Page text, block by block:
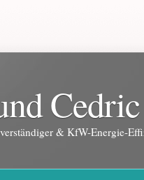
& KfW-Energie-